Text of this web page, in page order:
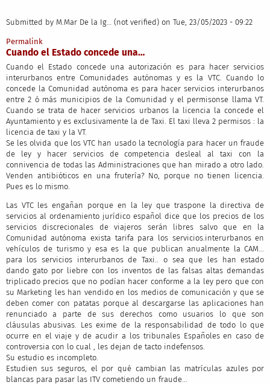
Submitted by M.Mar De la Ig… (not verified) on Tue, 23/05/2023 - 09:22
Permalink
Cuando el Estado concede una…
Cuando el Estado concede una autorización es para hacer servicios
interurbanos entre Comunidades autónomas y es la VTC. Cuando lo
concede la Comunidad autónoma es para hacer servicios interurbanos
entre 2 ó más municipios de la Comunidad y el permisonse llama VT.
Cuando se trata de hacer servicios urbanos la licencia la concede el
Ayuntamiento y es exclusivamente la de Taxi. El taxi lleva 2 permisos : la
licencia de taxi y la VT.
Se les olvida que los VTC han usado la tecnología para hacer un fraude
de ley y hacer servicios de competencia desleal al taxi con la
connivencia de todas las Administraciones que han mirado a otro lado.
Venden antibióticos en una frutería? No, porque no tienen licencia.
Pues es lo mismo.
Las VTC les engañan porque en la ley que traspone la directiva de
servicios al ordenamiento jurídico español dice que los precios de los
servicios discrecionales de viajeros serán libres salvo que en la
Comunidad autónoma exista tarifa para los servicios.interurbanos en
vehículos de turismo y esa es la que publican anualmente la CAM...
para los servicios interurbanos de Taxi.. o sea que les han estado
dando gato por liebre con los inventos de las falsas altas demandas
triplicado precios que no podían hacer conforme a la ley pero que con
su Marketing les han vendido en los medios de comunicación y que se
deben comer con patatas porque al descargarse las aplicaciones han
renunciado a parte de sus derechos como usuarios lo que son
cláusulas abusivas. Les exime de la responsabilidad de todo lo que
ocurre en el viaje y de acudir a los tribunales Españoles en caso de
controversia con lo cual , les dejan de tacto indefensos.
Su estudio es incompleto.
Estudien sus seguros, el por qué cambian las matrículas azules por
blancas para pasar las ITV cometiendo un fraude...